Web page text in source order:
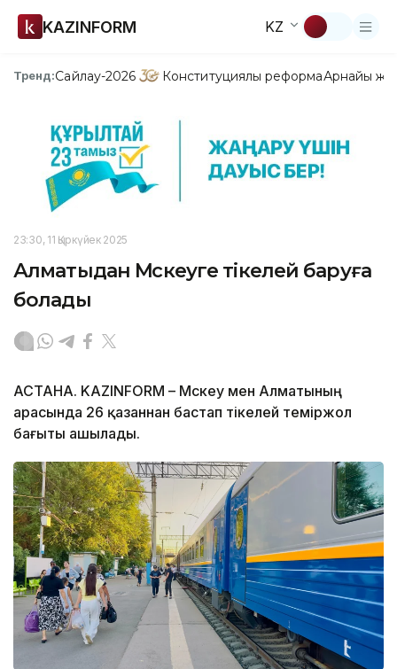
KAZINFORM KZ
Тренд:Сайлау-2026 Конституциялық реформаАрнайы
23:30, 11 Қыркүйек 2025
Алматыдан Мәскеуге тікелей баруға
болады
АСТАНА. KAZINFORM – Мәскеу мен Алматының
арасында 26 қазаннан бастап тікелей теміржол
бағыты ашылады.